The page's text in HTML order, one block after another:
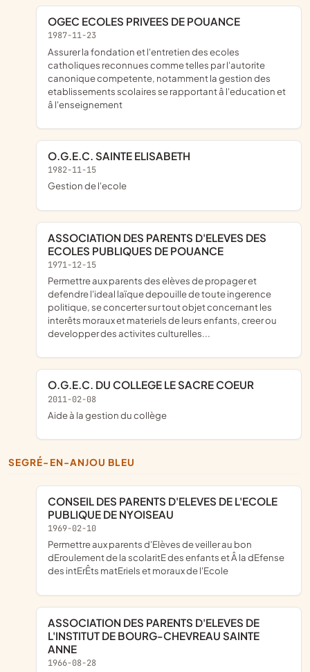
OGEC ECOLES PRIVEES DE POUANCE
1987-11-23
assurer la fondation et l'entretien des ecoles
catholiques reconnues comme telles par l'autorite
canonique competente, notamment la gestion des
etablissements scolaires se rapportant â l'education et
â l'enseignement
O.G.E.C. SAINTE ELISABETH
1982-11-15
gestion de l'ecole
ASSOCIATION DES PARENTS D'ELEVES DES
ECOLES PUBLIQUES DE POUANCE
1971-12-15
permettre aux parents des elèves de propager et
defendre l'ideal laïque depouille de toute ingerence
politique, se concerter sur tout objet concernant les
interêts moraux et materiels de leurs enfants, creer ou
developper des activites culturelles...
O.G.E.C. DU COLLEGE LE SACRE COEUR
2011-02-08
aide à la gestion du collège
SEGRÉ-EN-ANJOU BLEU
CONSEIL DES PARENTS D'ELEVES DE L'ECOLE
PUBLIQUE DE NYOISEAU
1969-02-10
Permettre aux parents d'Elèves de veiller au bon
dEroulement de la scolaritE des enfants et Â la dEfense
des intErÊts matEriels et moraux de l'Ecole
ASSOCIATION DES PARENTS D'ELEVES DE
L'INSTITUT DE BOURG-CHEVREAU SAINTE
ANNE
1966-08-28